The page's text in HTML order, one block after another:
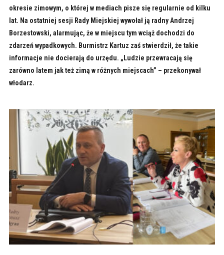
okresie zimowym, o której w mediach pisze się regularnie od kilku
lat. Na ostatniej sesji Rady Miejskiej wywołał ją radny Andrzej
Borzestowski, alarmując, że w miejscu tym wciąż dochodzi do
zdarzeń wypadkowych. Burmistrz Kartuz zaś stwierdził, że takie
informacje nie docierają do urzędu. „Ludzie przewracają się
zarówno latem jak też zimą w różnych miejscach” – przekonywał
włodarz.